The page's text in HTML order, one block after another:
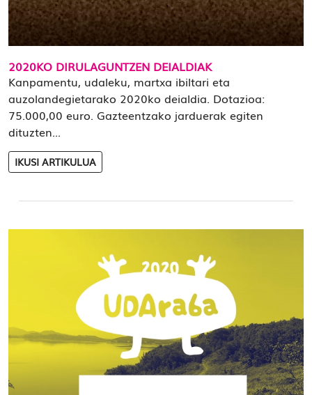
2020KO DIRULAGUNTZEN DEIALDIAK
Kanpamentu, udaleku, martxa ibiltari eta
auzolandegietarako 2020ko deialdia. Dotazioa:
75.000,00 euro. Gazteentzako jarduerak egiten
dituzten...
IKUSI ARTIKULUA